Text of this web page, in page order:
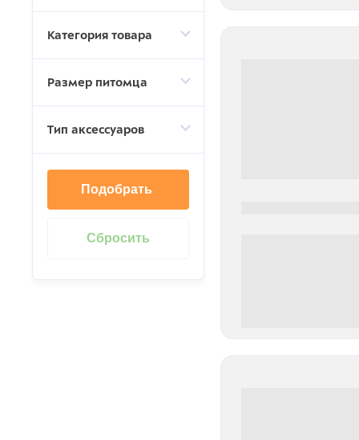
Категория товара
Размер питомца
Тип аксессуаров
Подобрать